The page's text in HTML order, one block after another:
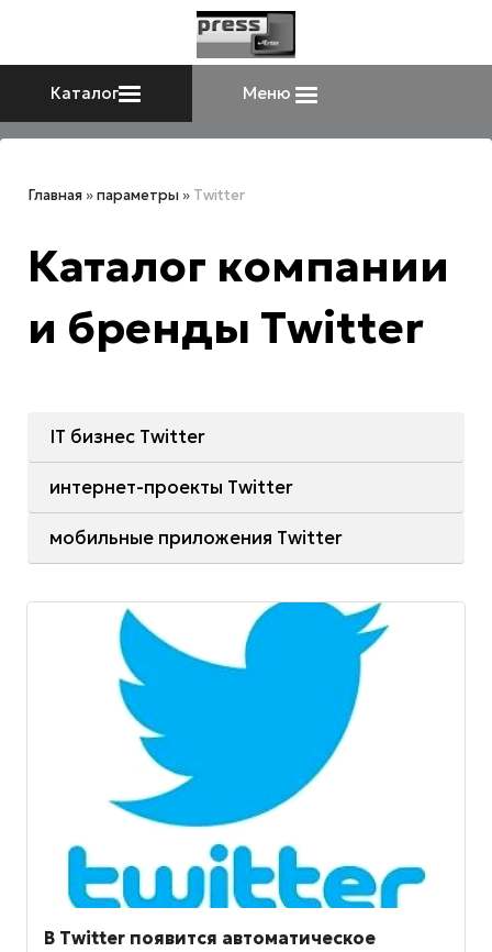
Каталог Меню
Главная »параметры » Twitter
Каталог компании
и бренды Twitter
IT бизнес Twitter
интернет-проекты Twitter
мобильные приложения Twitter
В Twitter появится автоматическое